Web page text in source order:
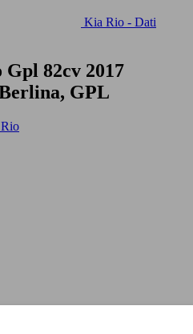
Kia Rio - Dati
Gpl 82cv 2017
GPL